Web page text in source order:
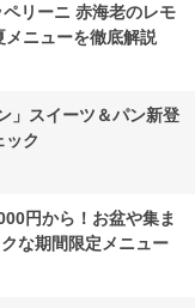
リーニ 赤海老のレモ
メニューを徹底解説
」スイーツ＆パン新登
ック
円から！お盆や集ま
な期間限定メニュー